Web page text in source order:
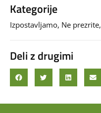
Kategorije
Izpostavljamo, Ne prezrite,
Deli z drugimi